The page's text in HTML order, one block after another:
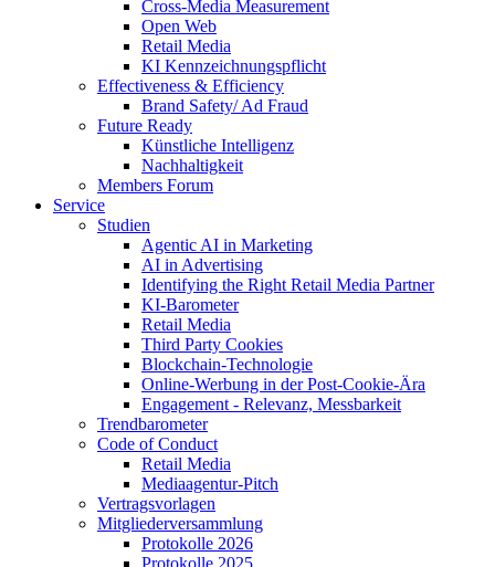
Cross-Media Measurement
Open Web
Retail Media
KI Kennzeichnungspflicht
Effectiveness & Efficiency
Brand Safety/ Ad Fraud
Future Ready
Künstliche Intelligenz
Nachhaltigkeit
Members Forum
Service
Studien
Agentic AI in Marketing
AI in Advertising
Identifying the Right Retail Media Partner
KI-Barometer
Retail Media
Third Party Cookies
Blockchain-Technologie
Online-Werbung in der Post-Cookie-Ära
Engagement - Relevanz, Messbarkeit
Trendbarometer
Code of Conduct
Retail Media
Mediaagentur-Pitch
Vertragsvorlagen
Mitgliederversammlung
Protokolle 2026
Protokolle 2025